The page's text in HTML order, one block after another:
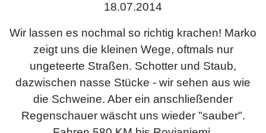
18.07.2014
Wir lassen es nochmal so richtig krachen! Marko
zeigt uns die kleinen Wege, oftmals nur
ungeteerte Straßen. Schotter und Staub,
dazwischen nasse Stücke - wir sehen aus wie
die Schweine. Aber ein anschließender
Regenschauer wäscht uns wieder "sauber".